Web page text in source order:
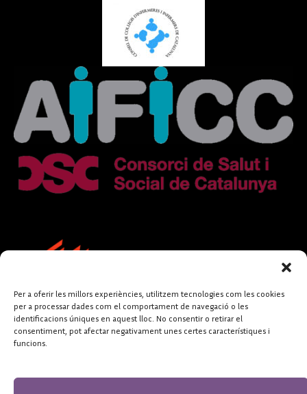
Per a oferir les millors experiències, utilitzem tecnologies com les cookies
per a processar dades com el comportament de navegació o les
identificacions úniques en aquest lloc. No consentir o retirar el
consentiment, pot afectar negativament unes certes característiques i
funcions.
FUNDACIÓ